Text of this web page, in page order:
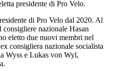
presidente di Pro Velo.
di Pro Velo dal 2020. Al
consigliere nazionale Hasan
eletto due nuovi membri nel
consigliera nazionale socialista
Wyss e Lukas von Wyl,